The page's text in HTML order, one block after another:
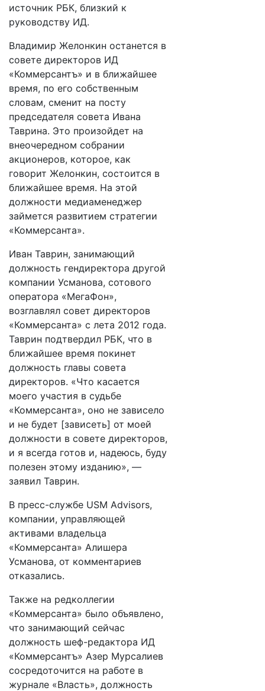
источник РБК, близкий к
руководству ИД.
Владимир Желонкин останется в
совете директоров ИД
«Коммерсантъ» и в ближайшее
время, по его собственным
словам, сменит на посту
председателя совета Ивана
Таврина. Это произойдет на
внеочередном собрании
акционеров, которое, как
говорит Желонкин, состоится в
ближайшее время. На этой
должности медиаменеджер
займется развитием стратегии
«Коммерсанта».
Иван Таврин, занимающий
должность гендиректора другой
компании Усманова, сотового
оператора «МегаФон»,
возглавлял совет директоров
«Коммерсанта» с лета 2012 года.
Таврин подтвердил РБК, что в
ближайшее время покинет
должность главы совета
директоров. «Что касается
моего участия в судьбе
«Коммерсанта», оно не зависело
и не будет [зависеть] от моей
должности в совете директоров,
и я всегда готов и, надеюсь, буду
полезен этому изданию», —
заявил Таврин.
В пресс-службе USM Advisors,
компании, управляющей
активами владельца
«Коммерсанта» Алишера
Усманова, от комментариев
отказались.
Также на редколлегии
«Коммерсанта» было объявлено,
что занимающий сейчас
должность шеф-редактора ИД
«Коммерсантъ» Азер Мурсалиев
сосредоточится на работе в
журнале «Власть», должность